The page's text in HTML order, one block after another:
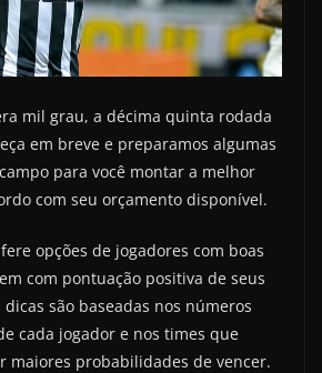
mil grau, a décima quinta rodada
em breve e preparamos algumas
para você montar a melhor
com seu orçamento disponível.
opções de jogadores com boas
com pontuação positiva de seus
são baseadas nos números
cada jogador e nos times que
maiores probabilidades de vencer.